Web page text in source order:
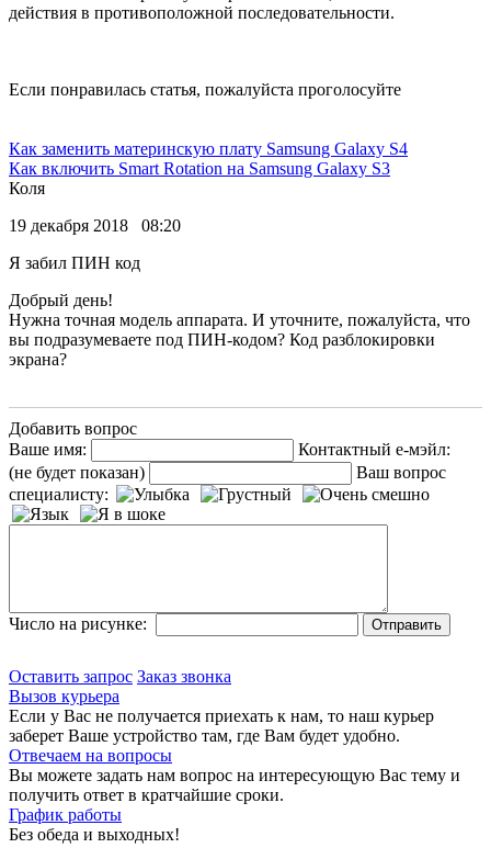
действия в противоположной последовательности.
Если понравилась статья, пожалуйста проголосуйте
Как заменить материнскую плату Samsung Galaxy S4
Как включить Smart Rotation на Samsung Galaxy S3
Коля
19 декабря 2018 08:20
Я забил ПИН код
Добрый день!
Нужна точная модель аппарата. И уточните, пожалуйста, что
вы подразумеваете под ПИН-кодом? Код разблокировки
экрана?
Добавить вопрос
Ваше имя:
Контактный е-мэйл:
(не будет показан)
Ваш вопрос
специалисту:
Число на рисунке:
Оставить запрос Заказ звонка
Вызов курьера
Если у Вас не получается приехать к нам, то наш курьер
заберет Ваше устройство там, где Вам будет удобно.
Отвечаем на вопросы
Вы можете задать нам вопрос на интересующую Вас тему и
получить ответ в кратчайшие сроки.
График работы
Без обеда и выходных!